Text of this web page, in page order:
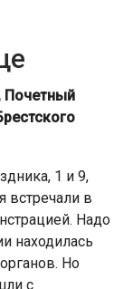
Почетный
1 и 9,
встречали в
Надо
находилась
Но
с